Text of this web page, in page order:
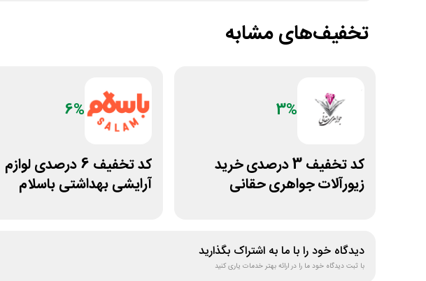
تخفیف‌های مشابه
3%
کد تخفیف 3 درصدی خرید
زیورآلات جواهری حقانی
6%
کد تخفیف 6 درصدی لوازم
آرایشی بهداشتی باسلام
دیدگاه خود را با ما به اشتراک بگذارید
با ثبت دیدگاه خود ما را در ارائه بهتر خدمات یاری کنید